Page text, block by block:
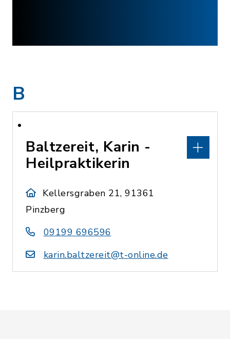
B
Baltzereit, Karin -
Heilpraktikerin
Kellersgraben 21, 91361
Pinzberg
09199 696596
karin.baltzereit@t-online.de